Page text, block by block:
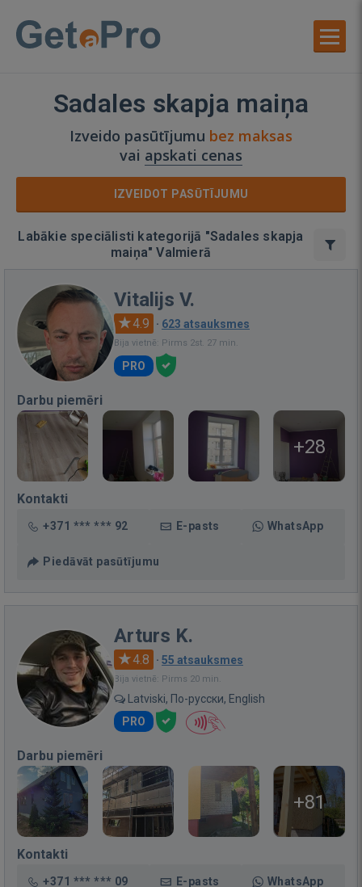
Sadales skapja maiņa
Izveido pasūtījumu bez maksas
vai apskati cenas
IZVEIDOT PASŪTĪJUMU
Labākie speciālisti kategorijā "Sadales skapja
maiņa" Valmierā
Vitalijs V.
4.9 · 623 atsauksmes
Bija vietnē: Pirms 2st. 27 min.
PRO
Darbu piemēri
+28
Kontakti
+371 *** *** 92 E-pasts WhatsApp
Piedāvāt pasūtījumu
Arturs K.
4.8 · 55 atsauksmes
Bija vietnē: Pirms 20 min.
Latviski, По-русски, English
PRO
Darbu piemēri
+81
Kontakti
+371 *** *** 09 E-pasts WhatsApp